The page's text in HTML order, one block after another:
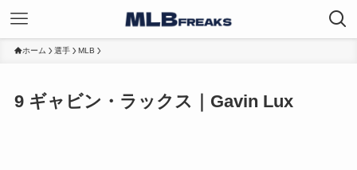
ホーム 選手 MLB
9ギャビン・ラックス｜Gavin Lux